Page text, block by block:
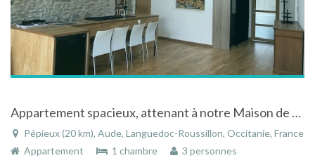
Appartement spacieux, attenant à notre Maison de maitre dans village Languedocien, toutes comodités, proche du Canal du Midi
Pépieux (20 km), Aude, Languedoc-Roussillon, Occitanie, France
Appartement
1 chambre 3 personnes